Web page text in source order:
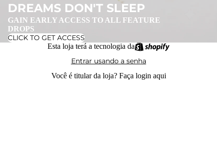
DREAMS DON'T SLEEP
GAIN EARLY ACCESS TO ALL FEATURE
DROPS
CLICK TO GET ACCESS
Esta loja terá a tecnologia da
Entrar usando a senha
Você é titular da loja? Faça login aqui